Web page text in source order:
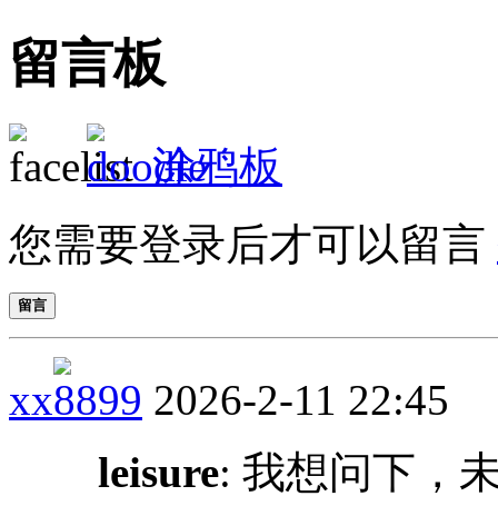
留言板
涂鸦板
您需要登录后才可以留言
留言
xx8899 2026-2-11 22:45
leisure: 我想问下，